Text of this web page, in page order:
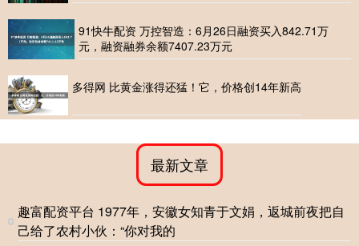
91快牛配资 万控智造：6月26日融资买入842.71万
元，融资融券余额7407.23万元
多得网 比黄金涨得还猛！它，价格创14年新高
最新文章
趣富配资平台 1977年，安徽女知青于文娟，返城前夜把自
己给了农村小伙：“你对我的